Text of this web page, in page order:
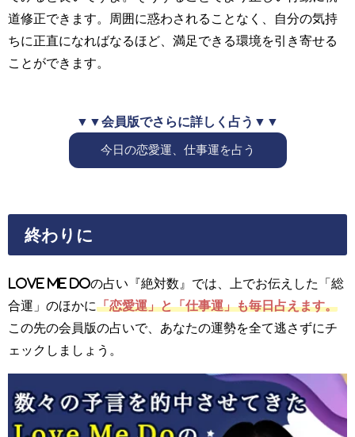
道修正できます。周囲に惑わされることなく、自分の気持
ちに正直になればなるほど、満足できる環境を引き寄せる
ことができます。
▼▼会員版でさらに詳しく占う▼▼
今日の恋愛運、仕事運を占う
終わりに
Love Me Doの占い『絶対数』では、上でお伝えした「総
合運」のほかに「恋愛運」と「仕事運」も毎日占えます。
この先の会員版の占いで、あなたの運勢を全て逃さずにチ
ェックしましょう。